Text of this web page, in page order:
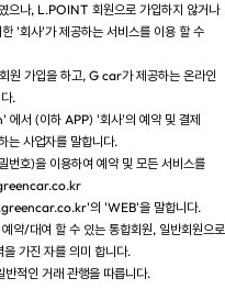
나, L.POINT 회원으로 가입하지 않거나
'회사'가 제공하는 서비스를 이용 할 수
원 가입을 하고, G car가 제공하는 온라인
.
서 (이하 APP) '회사'의 예약 및 결제
는 사업자를 말합니다.
호)을 이용하여 예약 및 모든 서비스를
의 'WEB'을 말합니다.
약/대여 할 수 있는 통합회원, 일반회원으로
가진 자를 의미 합니다.
적인 거래 관행을 따릅니다.